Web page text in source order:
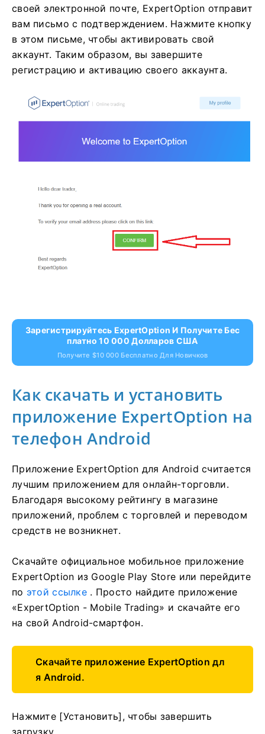
своей электронной почте, ExpertOption отправит
вам письмо с подтверждением. Нажмите кнопку
в этом письме, чтобы активировать свой
аккаунт. Таким образом, вы завершите
регистрацию и активацию своего аккаунта.
Зарегистрируйтесь ExpertOption И Получите Бес
Платно 10 000 Долларов США
Получите $10 000 Бесплатно Для Новичков
Как скачать и установить
приложение ExpertOption на
телефон Android
Приложение ExpertOption для Android считается
лучшим приложением для онлайн-торговли.
Благодаря высокому рейтингу в магазине
приложений, проблем с торговлей и переводом
средств не возникнет.
Скачайте официальное мобильное приложение
ExpertOption из Google Play Store или перейдите
по этой ссылке. Просто найдите приложение
«ExpertOption - Mobile Trading» и скачайте его
на свой Android-смартфон.
Скачайте приложение ExpertOption дл
я Android.
Нажмите [Установить], чтобы завершить
загрузку.